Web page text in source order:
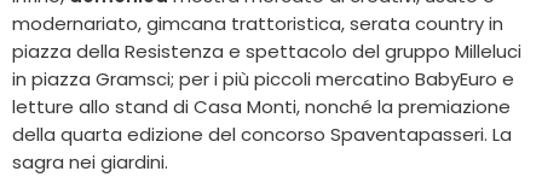
modernariato, gimcana trattoristica, serata country in
piazza della Resistenza e spettacolo del gruppo Milleluci
in piazza Gramsci; per i più piccoli mercatino BabyEuro e
letture allo stand di Casa Monti, nonché la premiazione
della quarta edizione del concorso Spaventapasseri. La
sagra nei giardini.